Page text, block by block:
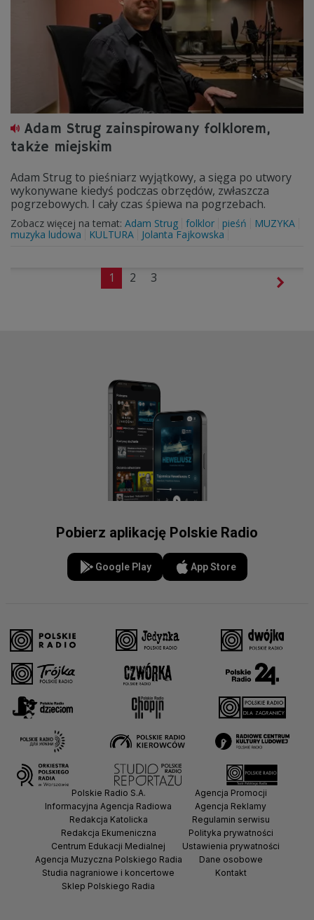
Adam Strug zainspirowany folklorem,
także miejskim
Adam Strug to pieśniarz wyjątkowy, a sięga po utwory
wykonywane kiedyś podczas obrzędów, zwłaszcza
pogrzebowych. I cały czas śpiewa na pogrzebach.
Zobacz więcej na temat: Adam Strug folklor pieśń
MUZYKA
muzyka ludowa
KULTURA Jolanta Fajkowska
1 2 3
Pobierz aplikację Polskie Radio
Google Play App Store
Polskie Radio S.A.
Informacyjna Agencja Radiowa
Redakcja Katolicka
Redakcja Ekumeniczna
Centrum Edukacji Medialnej
Agencja Muzyczna Polskiego Radia
Studia nagraniowe i koncertowe
Sklep Polskiego Radia
Agencja Promocji
Agencja Reklamy
Regulamin serwisu
Polityka prywatności
Ustawienia prywatności
Dane osobowe
Kontakt